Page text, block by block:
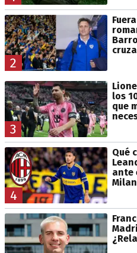
2
3
los
que
4
Qué
ante
Milan